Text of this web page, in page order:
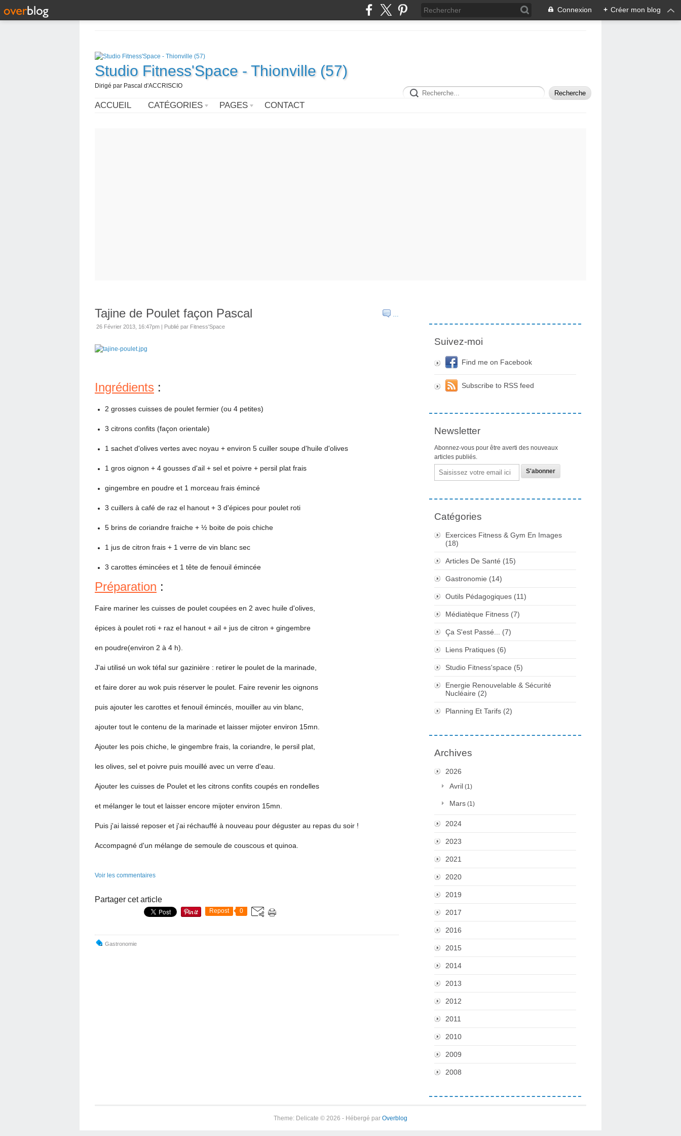
Connexion + Créer mon blog
Studio Fitness'Space - Thionville (57)
Dirigé par Pascal d'ACCRISCIO
ACCUEIL CATÉGORIES PAGES CONTACT
…
Tajine de Poulet façon Pascal
26 Février 2013, 16:47pm | Publié par Fitness'Space
Ingrédients :
2 grosses cuisses de poulet fermier (ou 4 petites)
3 citrons confits (façon orientale)
1 sachet d'olives vertes avec noyau + environ 5 cuiller soupe d'huile d'olives
1 gros oignon + 4 gousses d'ail + sel et poivre + persil plat frais
gingembre en poudre et 1 morceau frais émincé
3 cuillers à café de raz el hanout + 3 d'épices pour poulet roti
5 brins de coriandre fraiche + ½ boite de pois chiche
1 jus de citron frais + 1 verre de vin blanc sec
3 carottes émincées et 1 tête de fenouil émincée
Préparation :
Faire mariner les cuisses de poulet coupées en 2 avec huile d'olives,
épices à poulet roti + raz el hanout + ail + jus de citron + gingembre
en poudre(environ 2 à 4 h).
J'ai utilisé un wok téfal sur gazinière : retirer le poulet de la marinade,
et faire dorer au wok puis réserver le poulet. Faire revenir les oignons
puis ajouter les carottes et fenouil émincés, mouiller au vin blanc,
ajouter tout le contenu de la marinade et laisser mijoter environ 15mn.
Ajouter les pois chiche, le gingembre frais, la coriandre, le persil plat,
les olives, sel et poivre puis mouillé avec un verre d'eau.
Ajouter les cuisses de Poulet et les citrons confits coupés en rondelles
et mélanger le tout et laisser encore mijoter environ 15mn.
Puis j'ai laissé reposer et j'ai réchauffé à nouveau pour déguster au repas du soir !
Accompagné d'un mélange de semoule de couscous et quinoa.
Voir les commentaires
Partager cet article
Repost 0
Gastronomie
Suivez-moi
Find me on Facebook
Subscribe to RSS feed
Newsletter
Abonnez-vous pour être averti des nouveaux
articles publiés.
Email
Catégories
Exercices Fitness & Gym En Images
(18)
Articles De Santé (15)
Gastronomie (14)
Outils Pédagogiques (11)
Médiatèque Fitness (7)
Ça S'est Passé... (7)
Liens Pratiques (6)
Studio Fitness'space (5)
Energie Renouvelable & Sécurité
Nucléaire (2)
Planning Et Tarifs (2)
Archives
2026
Avril (1)
Mars (1)
2024
2023
2021
2020
2019
2017
2016
2015
2014
2013
2012
2011
2010
2009
2008
Theme: Delicate © 2026 - Hébergé par Overblog